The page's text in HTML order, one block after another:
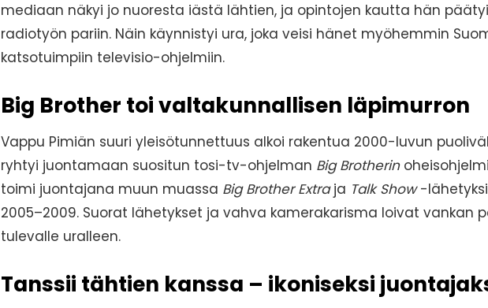
mediaan näkyi jo nuoresta iästä lähtien, ja opintojen kautta hän
radiotyön pariin. Näin käynnistyi ura, joka veisi hänet myöhemmin
katsotuimpiin televisio-ohjelmiin.
Big Brother toi valtakunnallisen läpimurron
Vappu Pimiän suuri yleisötunnettuus alkoi rakentua 2000-luvun
ryhtyi juontamaan suositun tosi-tv-ohjelman Big Brotherin
toimi juontajana muun muassa Big Brother Extraja Talk Show-
2005–2009. Suorat lähetykset ja vahva kamerakarisma loivat vankan
tulevalle uralleen.
Tanssii tähtien kanssa – ikoniseksi